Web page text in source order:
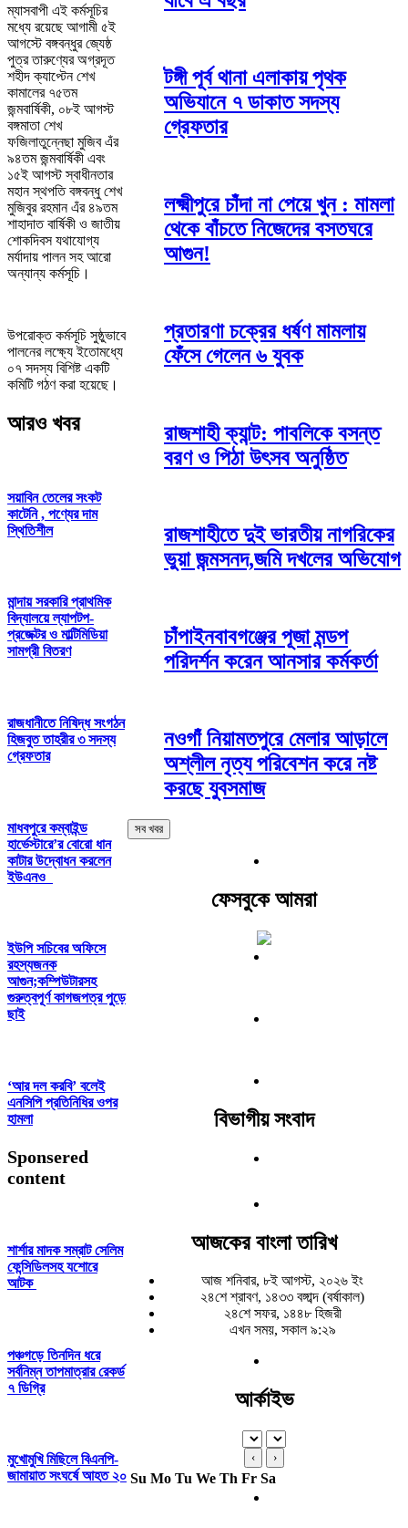
ম্যাসবাপী এই কর্মসূচির
মধ্যে রয়েছে আগামী ৫ই
আগস্টে বঙ্গবন্ধুর জ্যেষ্ঠ
পুত্র তারুণ্যের অগ্রদূত
শহীদ ক্যাপ্টেন শেখ
কামালের ৭৫তম
জন্মবার্ষিকী, ০৮ই আগস্ট
বঙ্গমাতা শেখ
ফজিলাতুন্নেছা মুজিব এঁর
৯৪তম জন্মবার্ষিকী এবং
১৫ই আগস্ট স্বাধীনতার
মহান স্থপতি বঙ্গবন্ধু শেখ
মুজিবুর রহমান এঁর ৪৯তম
শাহাদাত বার্ষিকী ও জাতীয়
শোকদিবস যথাযোগ্য
মর্যাদায় পালন সহ আরো
অন্যান্য কর্মসূচি।
উপরোক্ত কর্মসূচি সুষ্ঠুভাবে
পালনের লক্ষ্যে ইতোমধ্যে
০৭ সদস্য বিশিষ্ট একটি
কমিটি গঠণ করা হয়েছে।
আরও খবর
সয়াবিন তেলের সংকট
কাটেনি , পণ্যের দাম
স্থিতিশীল
মান্দায় সরকারি প্রাথমিক
বিদ্যালয়ে ল্যাপটপ-
প্রজেক্টর ও মাল্টিমিডিয়া
সামগ্রী বিতরণ
রাজধানীতে নিষিদ্ধ সংগঠন
হিজবুত তাহরীর ৩ সদস্য
গ্রেফতার
মাধবপুরে কম্বাইন্ড
হার্ভেস্টারে’র বোরো ধান
কাটার উদ্বোধন করলেন
ইউএনও
ইউপি সচিবের অফিসে
রহস্যজনক
আগুন;কম্পিউটারসহ
গুরুত্বপূর্ণ কাগজপত্র পুড়ে
ছাই
‘আর দল করবি’ বলেই
এনসিপি প্রতিনিধির ওপর
হামলা
Sponsered
content
শার্শার মাদক সম্রাট সেলিম
ফেন্সিডিলসহ যশোরে
আটক
পঞ্চগড়ে তিনদিন ধরে
সর্বনিম্ন তাপমাত্রার রেকর্ড
৭ ডিগ্রি
মুখোমুখি মিছিলে বিএনপি-
জামায়াত সংঘর্ষে আহত ২০
টঙ্গী পূর্ব থানা এলাকায় পৃথক
অভিযানে ৭ ডাকাত সদস্য
গ্রেফতার
লক্ষ্মীপুরে চাঁদা না পেয়ে খুন : মামলা
থেকে বাঁচতে নিজেদের বসতঘরে
আগুন!
প্রতারণা চক্রের ধর্ষণ মামলায়
ফেঁসে গেলেন ৬ যুবক
রাজশাহী ক্যান্ট: পাবলিকে বসন্ত
বরণ ও পিঠা উৎসব অনুষ্ঠিত
রাজশাহীতে দুই ভারতীয় নাগরিকের
ভুয়া জন্মসনদ,জমি দখলের অভিযোগ
চাঁপাইনবাবগঞ্জের পূজা মন্ডপ
পরিদর্শন করেন আনসার কর্মকর্তা
নওগাঁ নিয়ামতপুরে মেলার আড়ালে
অশ্লীল নৃত্য পরিবেশন করে নষ্ট
করছে যুবসমাজ
সব খবর
ফেসবুকে আমরা
বিভাগীয় সংবাদ
আজকের বাংলা তারিখ
আজ শনিবার, ৮ই আগস্ট, ২০২৬ ইং
২৪শে শ্রাবণ, ১৪৩৩ বঙ্গাব্দ (বর্ষাকাল)
২৪শে সফর, ১৪৪৮ হিজরী
এখন সময়, সকাল ৯:২৯
আর্কাইভ
‹ ›
Su Mo Tu We Th Fr Sa